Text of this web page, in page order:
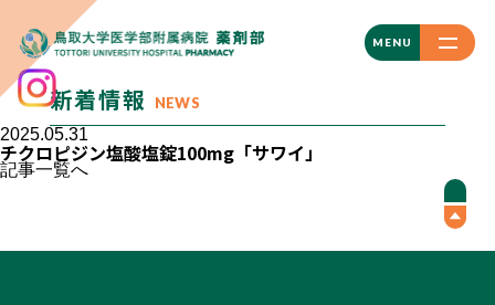
MENU
CLOSE
新着情報 NEWS
2025.05.31
チクロピジン塩酸塩錠100mg「サワイ」
記事一覧へ